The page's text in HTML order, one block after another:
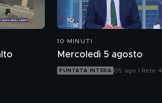
10 MINUTI
Mercoledì 5 agosto
PUNTATA INTERA 05 ago | Rete 4